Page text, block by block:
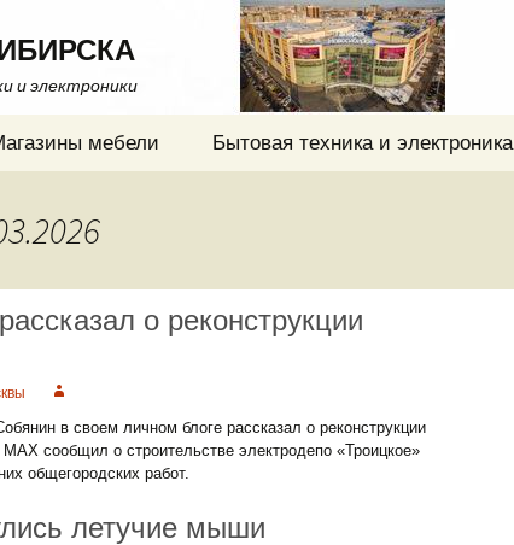
и электроники
мебели Бытовая техника и электроника
о реконструкции
в своем личном блоге рассказал о реконструкции
сообщил о строительстве электродепо «Троицкое»
общегородских работ.
летучие мыши